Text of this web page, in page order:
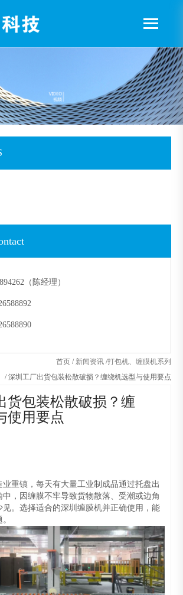
（陈经理）
首页 / 新闻资讯 /打包机、缠膜机系列
/深圳工厂出货包装松散破损？缠绕机选型与使用要点
货包装松散破损？缠
使用要点
重镇，每天有大量工业制成品通过托盘出
，因缠膜不牢导致货物散落、受潮或边角
见。选择适合的深圳缠膜机并正确使用，能